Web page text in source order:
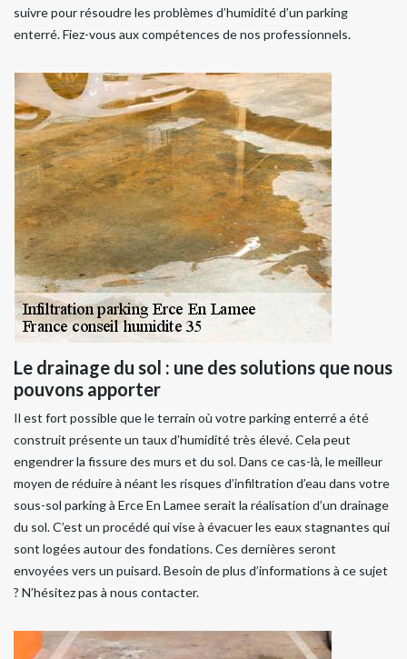
suivre pour résoudre les problèmes d’humidité d’un parking
enterré. Fiez-vous aux compétences de nos professionnels.
Le drainage du sol : une des solutions que nous
pouvons apporter
Il est fort possible que le terrain où votre parking enterré a été
construit présente un taux d’humidité très élevé. Cela peut
engendrer la fissure des murs et du sol. Dans ce cas-là, le meilleur
moyen de réduire à néant les risques d’infiltration d’eau dans votre
sous-sol parking à Erce En Lamee serait la réalisation d’un drainage
du sol. C’est un procédé qui vise à évacuer les eaux stagnantes qui
sont logées autour des fondations. Ces dernières seront
envoyées vers un puisard. Besoin de plus d’informations à ce sujet
? N’hésitez pas à nous contacter.